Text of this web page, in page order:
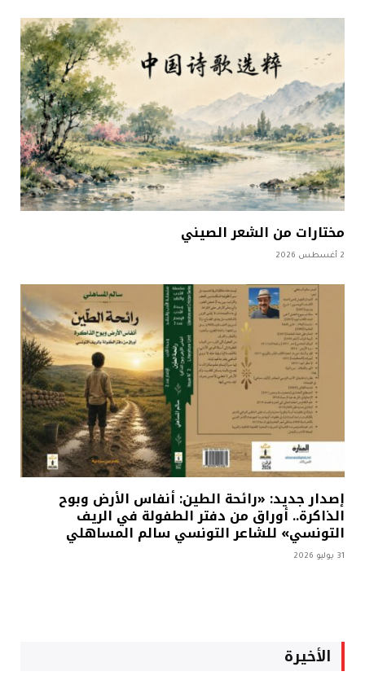
مختارات من الشعر الصيني
2 أغسطس 2026
إصدار جديد: «رائحة الطين: أنفاس الأرض وبوح
الذاكرة.. أوراق من دفتر الطفولة في الريف
التونسي» للشاعر التونسي سالم المساهلي
31 يوليو 2026
الأخيرة